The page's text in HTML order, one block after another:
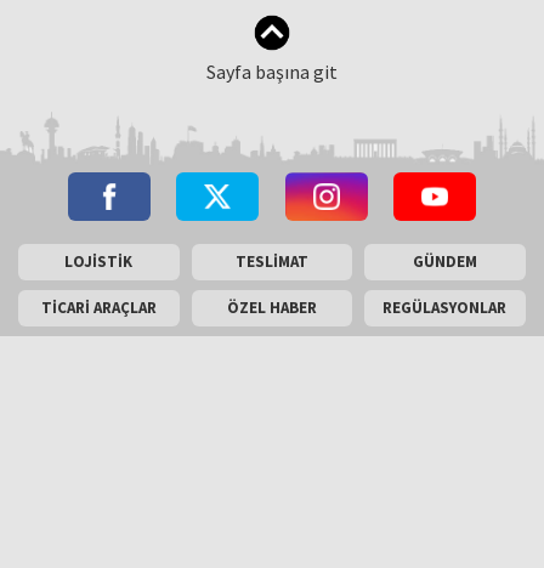
Sayfa başına git
LOJİSTİK TESLİMAT GÜNDEM
TİCARİ ARAÇLAR ÖZEL HABER REGÜLASYONLAR